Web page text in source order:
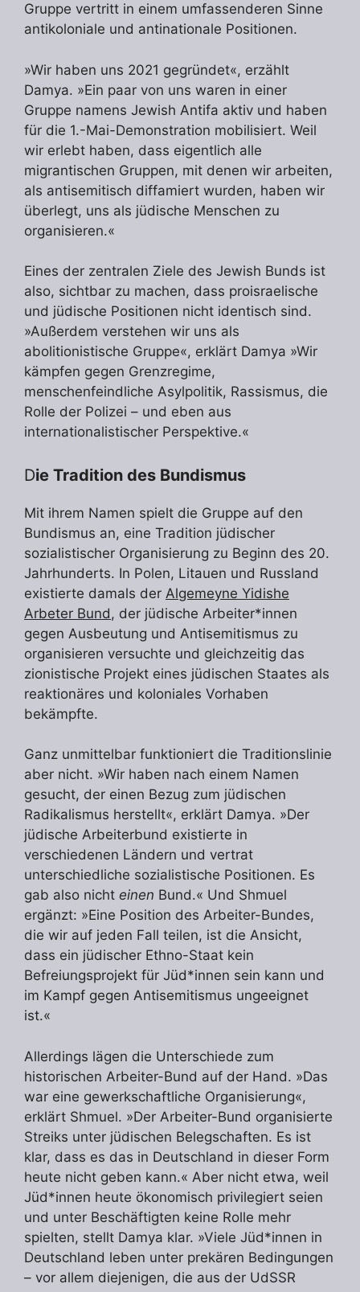
Gruppe vertritt in einem umfassenderen Sinne
antikoloniale und antinationale Positionen.
»Wir haben uns 2021 gegründet«, erzählt
Damya. »Ein paar von uns waren in einer
Gruppe namens Jewish Antifa aktiv und haben
für die 1.-Mai-Demonstration mobilisiert. Weil
wir erlebt haben, dass eigentlich alle
migrantischen Gruppen, mit denen wir arbeiten,
als antisemitisch diffamiert wurden, haben wir
überlegt, uns als jüdische Menschen zu
organisieren.«
Eines der zentralen Ziele des Jewish Bunds ist
also, sichtbar zu machen, dass proisraelische
und jüdische Positionen nicht identisch sind.
»Außerdem verstehen wir uns als
abolitionistische Gruppe«, erklärt Damya »Wir
kämpfen gegen Grenzregime,
menschenfeindliche Asylpolitik, Rassismus, die
Rolle der Polizei – und eben aus
internationalistischer Perspektive.«
Die Tradition des Bundismus
Mit ihrem Namen spielt die Gruppe auf den
Bundismus an, eine Tradition jüdischer
sozialistischer Organisierung zu Beginn des 20.
Jahrhunderts. In Polen, Litauen und Russland
existierte damals der Algemeyne Yidishe
Arbeter Bund , der jüdische Arbeiter*innen
gegen Ausbeutung und Antisemitismus zu
organisieren versuchte und gleichzeitig das
zionistische Projekt eines jüdischen Staates als
reaktionäres und koloniales Vorhaben
bekämpfte.
Ganz unmittelbar funktioniert die Traditionslinie
aber nicht. »Wir haben nach einem Namen
gesucht, der einen Bezug zum jüdischen
Radikalismus herstellt«, erklärt Damya. »Der
jüdische Arbeiterbund existierte in
verschiedenen Ländern und vertrat
unterschiedliche sozialistische Positionen. Es
gab also nicht einen Bund.« Und Shmuel
ergänzt: »Eine Position des Arbeiter-Bundes,
die wir auf jeden Fall teilen, ist die Ansicht,
dass ein jüdischer Ethno-Staat kein
Befreiungsprojekt für Jüd*innen sein kann und
im Kampf gegen Antisemitismus ungeeignet
ist.«
Allerdings lägen die Unterschiede zum
historischen Arbeiter-Bund auf der Hand. »Das
war eine gewerkschaftliche Organisierung«,
erklärt Shmuel. »Der Arbeiter-Bund organisierte
Streiks unter jüdischen Belegschaften. Es ist
klar, dass es das in Deutschland in dieser Form
heute nicht geben kann.« Aber nicht etwa, weil
Jüd*innen heute ökonomisch privilegiert seien
und unter Beschäftigten keine Rolle mehr
spielten, stellt Damya klar. »Viele Jüd*innen in
Deutschland leben unter prekären Bedingungen
– vor allem diejenigen, die aus der UdSSR